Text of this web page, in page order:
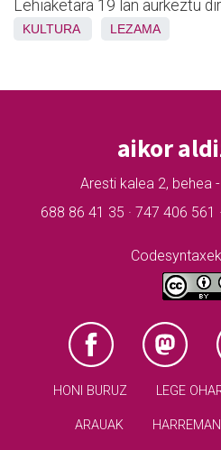
Lehiaketara 19 lan aurkeztu
KULTURA LEZAMA
aikor
Aresti kalea 2, behea
688 86 41 35 · 747 406
HONI BURUZ LEGE
ARAUAK